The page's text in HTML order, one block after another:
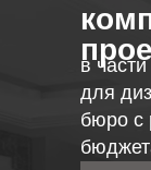
в
для
бюро с